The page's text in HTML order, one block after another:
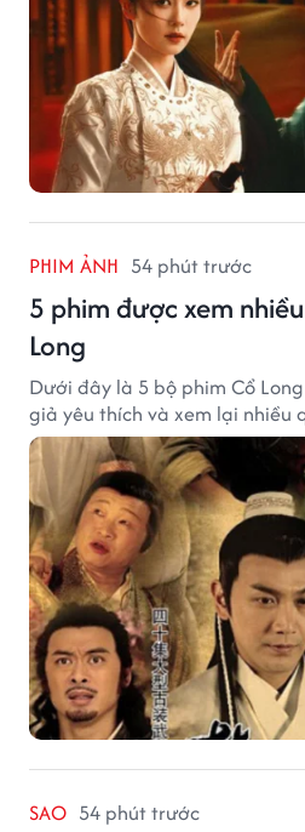
PHIM ẢNH 54 phút trước
5 phim được xem
Long
Dưới đây là 5 bộ phim Cổ
giả yêu thích và xem lại nhiều
SAO 54 phút trước